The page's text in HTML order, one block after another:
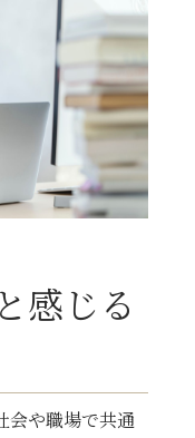
感じる
会や職場で共通